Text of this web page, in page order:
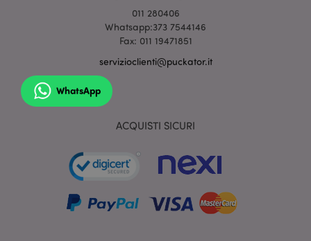
011 280406
Whatsapp:373 7544146
Fax: 011 19471851
servizioclienti@puckator.it
WhatsApp
ACQUISTI SICURI
mage-cache-sessid
section_data_ids
Adobe Inc.
www.puckator.it